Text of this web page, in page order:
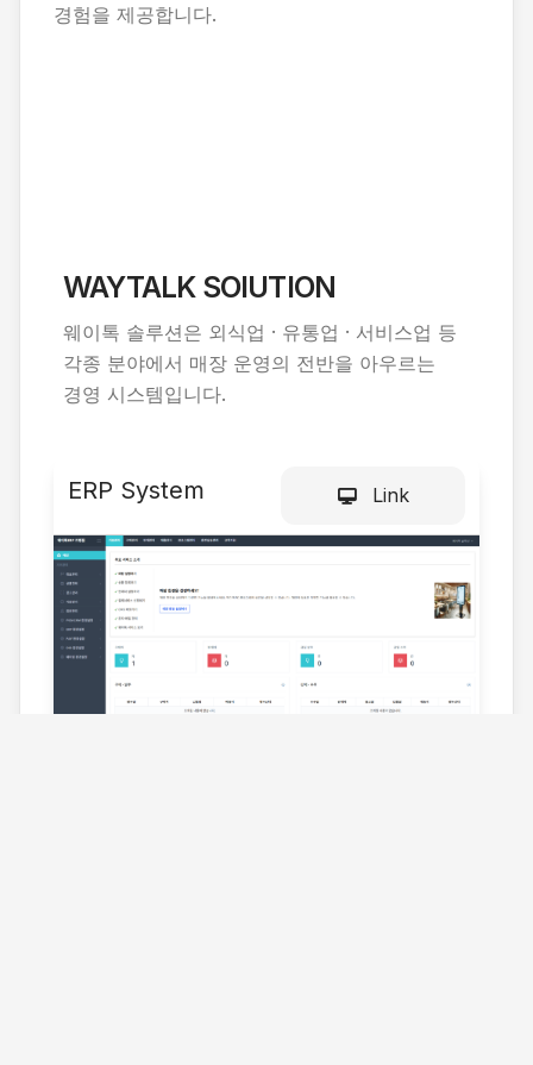
경험을 제공합니다.
WAYTALK SOlUTION
웨이톡 솔루션은 외식업 · 유통업 · 서비스업 등
각종 분야에서 매장 운영의 전반을 아우르는
경영 시스템입니다.
ERP System Link